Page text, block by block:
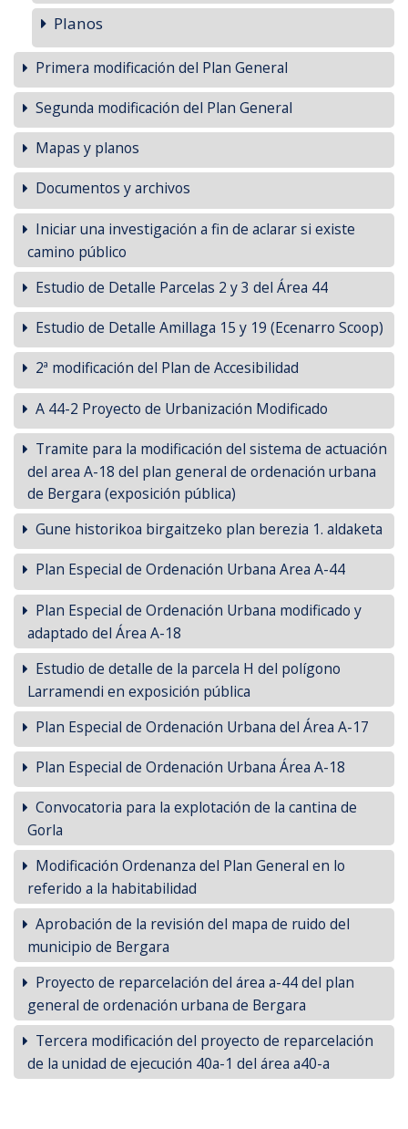
Planos
Primera modificación del Plan General
Segunda modificación del Plan General
Mapas y planos
Documentos y archivos
Iniciar una investigación a fin de aclarar si existe
camino público
Estudio de Detalle Parcelas 2 y 3 del Área 44
Estudio de Detalle Amillaga 15 y 19 (Ecenarro Scoop)
2ª modificación del Plan de Accesibilidad
A 44-2 Proyecto de Urbanización Modificado
Tramite para la modificación del sistema de actuación
del area A-18 del plan general de ordenación urbana
de Bergara (exposición pública)
Gune historikoa birgaitzeko plan berezia 1. aldaketa
Plan Especial de Ordenación Urbana Area A-44
Plan Especial de Ordenación Urbana modificado y
adaptado del Área A-18
Estudio de detalle de la parcela H del polígono
Larramendi en exposición pública
Plan Especial de Ordenación Urbana del Área A-17
Plan Especial de Ordenación Urbana Área A-18
Convocatoria para la explotación de la cantina de
Gorla
Modificación Ordenanza del Plan General en lo
referido a la habitabilidad
Aprobación de la revisión del mapa de ruido del
municipio de Bergara
Proyecto de reparcelación del área a-44 del plan
general de ordenación urbana de Bergara
Tercera modificación del proyecto de reparcelación
de la unidad de ejecución 40a-1 del área a40-a